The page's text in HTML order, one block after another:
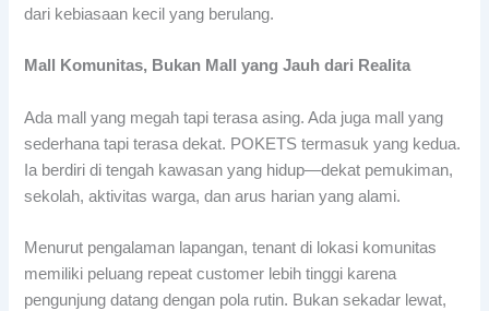
dari kebiasaan kecil yang berulang.
Mall Komunitas, Bukan Mall yang Jauh dari Realita
Ada mall yang megah tapi terasa asing. Ada juga mall yang
sederhana tapi terasa dekat. POKETS termasuk yang kedua.
Ia berdiri di tengah kawasan yang hidup—dekat pemukiman,
sekolah, aktivitas warga, dan arus harian yang alami.
Menurut pengalaman lapangan, tenant di lokasi komunitas
memiliki peluang repeat customer lebih tinggi karena
pengunjung datang dengan pola rutin. Bukan sekadar lewat,